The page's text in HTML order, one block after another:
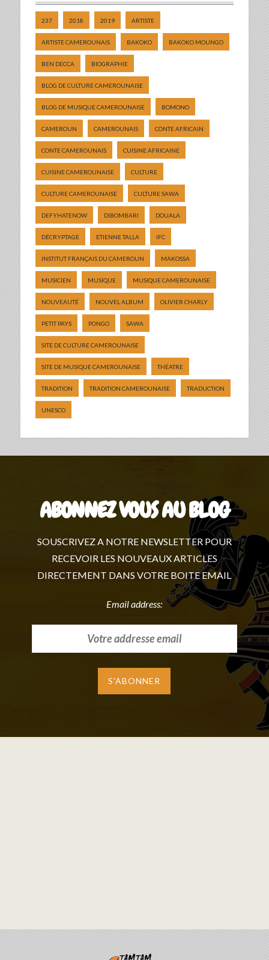
237 2018 2019 ARTISTE
ARTISTE CAMEROUNAIS BAKOKO BAKOKO MOUNGO
BEN DECCA BIOGRAPHIE
BLOG DE CULTURE CAMEROUNAISE
BLOG DE MUSIQUE CAMEROUNAISE BOMONO
CAMEROUN CAMEROUNAIS CONTE AFRICAIN
CONTE CAMEROUNAIS CUISINE AFRICAINE
CUISINE CAMEROUNAISE CULTURE
CULTURE CAMEROUNAISE CULTURE SAWA
DEFYHATENOW DIBOMBARI DOUALA
DÉCRYPTAGE ETIENNE TALLA IFC
INSTITUT FRANÇAIS DU CAMEROUN MAKOSSA
MUSICIEN MUSIQUE MUSIQUE CAMEROUNAISE
NOUVEAUTÉ NOUVEL ALBUM OLIVIER CHARLY
PETIT PAYS PONGO SAWA
SITE DE CULTURE CAMEROUNAISE
SITE DE MUSIQUE CAMEROUNAISE THÉATRE
TRADITION TRADITION CAMEROUNAISE TRADUCTION
UNESCO
ABONNEZ VOUS AU BLOG
SOUSCRIVEZ A NOTRE NEWSLETTER POUR
RECEVOIR LES NOUVEAUX ARTICLES
DIRECTEMENT DANS VOTRE BOITE EMAIL
Email address: